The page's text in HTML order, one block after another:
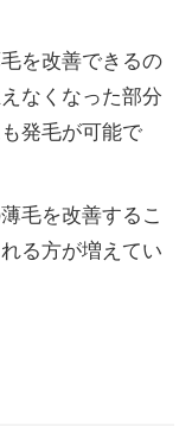
を改善できるの
なくなった部分
発毛が可能で
毛を改善するこ
る方が増えてい